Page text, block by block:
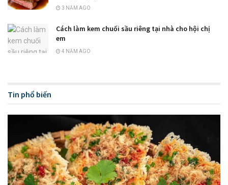
3 NĂM AGO
Cách làm kem chuối sầu riêng tại nhà cho hội chị
em
4 NĂM AGO
Tin phổ biến